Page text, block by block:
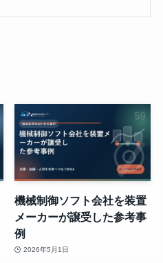
機械制御ソフト会社を装置
メーカーが譲受した参考事
例
2026年5月1日